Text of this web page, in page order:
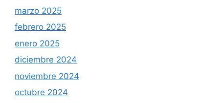
marzo 2025
febrero 2025
enero 2025
diciembre 2024
noviembre 2024
octubre 2024